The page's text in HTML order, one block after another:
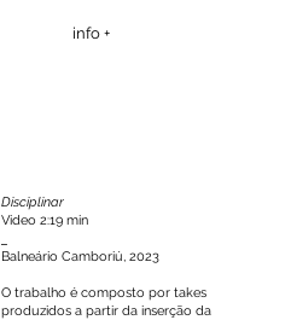
info +
Disciplinar
Video 2:19 min
Balneário Camboriú, 2023
O trabalho é composto por takes
produzidos a partir da inserção da